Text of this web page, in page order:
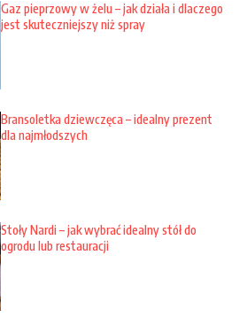
Gaz pieprzowy w żelu – jak działa i dlaczego
jest skuteczniejszy niż spray
Bransoletka dziewczęca – idealny prezent
dla najmłodszych
Stoły Nardi – jak wybrać idealny stół do
ogrodu lub restauracji